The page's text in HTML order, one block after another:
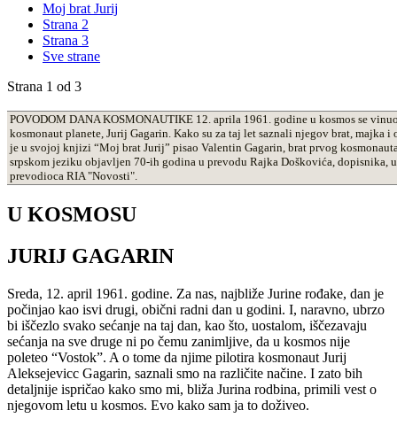
Moj brat Jurij
Strana 2
Strana 3
Sve strane
Strana 1 od 3
POVODOM DANA KOSMONAUTIKE 12. aprila 1961. godine u kosmos se
kosmonaut planete, Jurij Gagarin. Kako su za taj let saznali njegov brat, majka i
je u svojoj knjizi “Moj brat Jurij” pisao Valentin Gagarin, brat prvog
srpskom jeziku objavljen 70-ih godina u prevodu Rajka Doškovića, dopisnika,
prevodioca RIA "Novosti".
U KOSMOSU
JURIJ GAGARIN
Sreda, 12. april 1961. godine. Za nas, najbliže Jurine rođake, dan je
počinjao kao isvi drugi, obični radni dan u godini. I, naravno, ubrzo
bi iščezlo svako sećanje na taj dan, kao što, uostalom, iščezavaju
sećanja na sve druge ni po čemu zanimljive, da u kosmos nije
poleteo “Vostok”. A o tome da njime pilotira kosmonaut Jurij
Aleksejevicc Gagarin, saznali smo na različite načine. I zato bih
detaljnije ispričao kako smo mi, bliža Jurina rodbina, primili vest o
njegovom letu u kosmos. Evo kako sam ja to doživeo.